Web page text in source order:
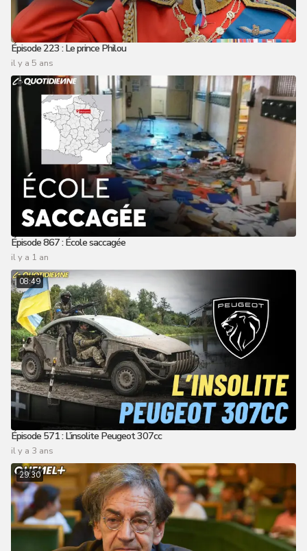
Épisode 223 : Le prince Philou
il y a 5 ans
Épisode 867 : École saccagée
il y a 1 an
08:49
Épisode 571 : L’insolite Peugeot 307cc
il y a 3 ans
29:30